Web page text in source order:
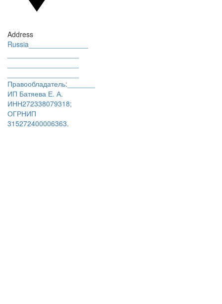
Address
Russia_______________
Правообладатель:_______
ИП Батяева Е. А.
ИНН272338079318;
ОГРНИП
315272400006363.